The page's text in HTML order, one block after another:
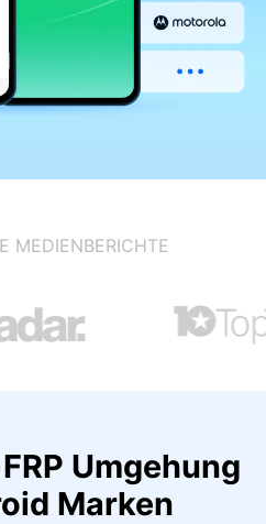
MEDIENBERICHTE
Umgehung
Marken